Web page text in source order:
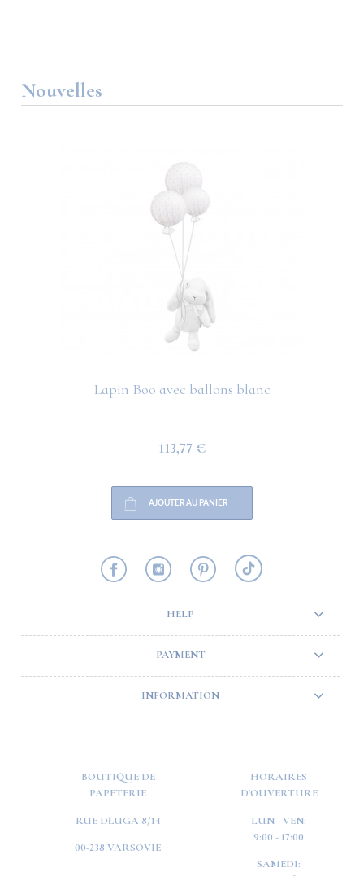
Nouvelles
Lapin Boo avec ballons blanc
113,77 €
AJOUTER AU PANIER
HELP
PAYMENT
INFORMATION
BOUTIQUE DE
PAPETERIE
RUE DŁUGA 8/14
00-238 VARSOVIE
HORAIRES
D'OUVERTURE
LUN - VEN:
9:00 - 17:00
SAMEDI: